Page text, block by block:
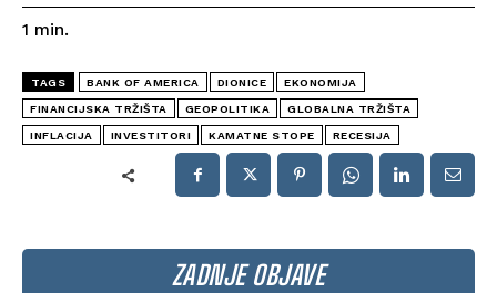
ZADNJE OBJAVE
1 min.
TAGS BANK OF AMERICA DIONICE EKONOMIJA
FINANCIJSKA TRŽIŠTA GEOPOLITIKA GLOBALNA TRŽIŠTA
INFLACIJA INVESTITORI KAMATNE STOPE RECESIJA